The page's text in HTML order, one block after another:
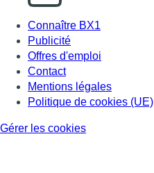
Connaître BX1
Publicité
Offres d'emploi
Contact
Mentions légales
Politique de cookies (UE)
Gérer les cookies